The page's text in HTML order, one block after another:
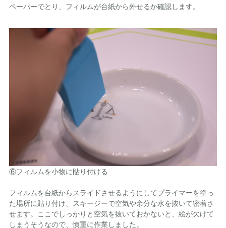
ペーパーでとり、フィルムが台紙から外せるか確認します。
⑥フィルムを小物に貼り付ける
フィルムを台紙からスライドさせるようにしてプライマーを塗っ
た場所に貼り付け、スキージーで空気や余分な水を抜いて密着さ
せます。ここでしっかりと空気を抜いておかないと、絵が欠けて
しまうそうなので、慎重に作業しました。